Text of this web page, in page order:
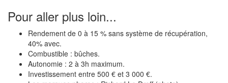
Pour aller plus loin...
Rendement de 0 à 15 % sans système de récupération,
40% avec.
Combustible : bûches.
Autonomie : 2 à 3h maximum.
Investissement entre 500 € et 3 000 €.